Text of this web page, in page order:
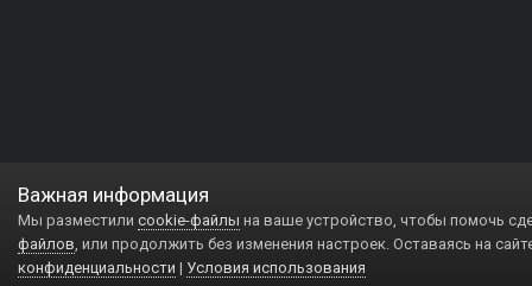
Важная информация
Мы разместили cookie-файлы на ваше устройство, чтобы помочь
файлов, или продолжить без изменения настроек. Оставаясь на
конфиденциальности | Условия использования